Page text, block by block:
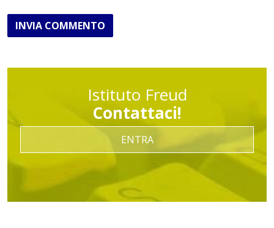
INVIA COMMENTO
Istituto Freud
Contattaci!
ENTRA